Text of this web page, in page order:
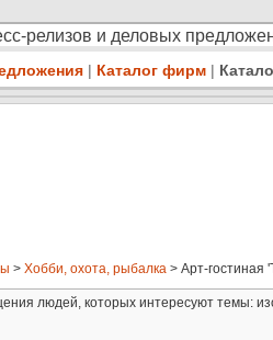
релизов и деловых
| Каталог фирм |
> Хобби, охота, рыбалка > Арт-гостиная
людей, которых интересуют темы: